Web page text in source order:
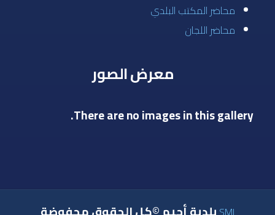
محاضر المكتب البلدي
محاضر اللجان
معرض الصور
There are no images in this gallery.